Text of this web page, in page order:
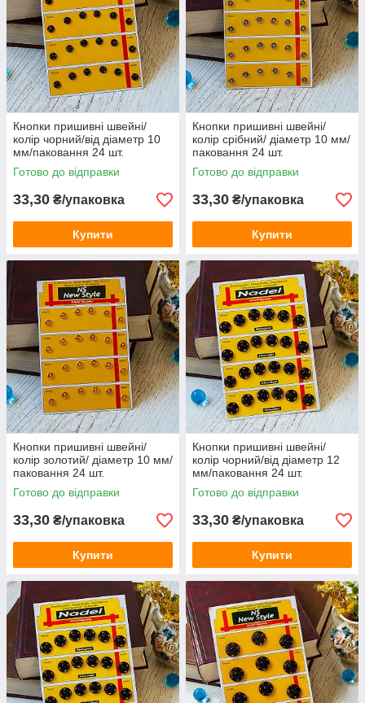
Кнопки пришивні швейні/
колір чорний/від діаметр 10
мм/паковання 24 шт.
Готово до відправки
33,30 ₴/упаковка
Купити
Кнопки пришивні швейні/
колір срібний/ діаметр 10 мм/
паковання 24 шт.
Готово до відправки
33,30 ₴/упаковка
Купити
Кнопки пришивні швейні/
колір золотий/ діаметр 10 мм/
паковання 24 шт.
Готово до відправки
33,30 ₴/упаковка
Купити
Кнопки пришивні швейні/
колір чорний/від діаметр 12
мм/паковання 24 шт.
Готово до відправки
33,30 ₴/упаковка
Купити